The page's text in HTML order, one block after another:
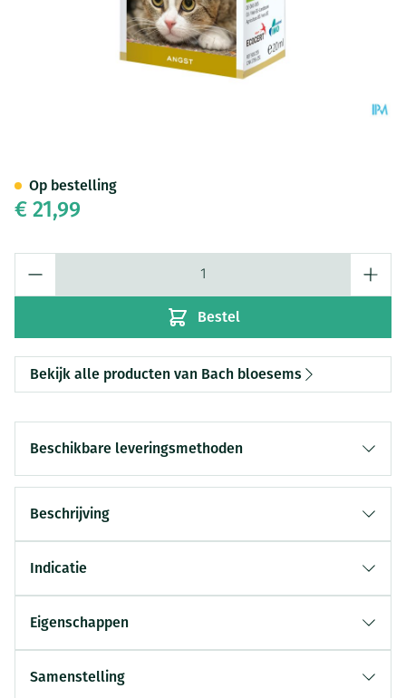
€ 21,99
Bestel
Op bestelling
Bekijk alle producten van Bach bloesems
Beschikbare leveringsmethoden
Beschrijving
Indicatie
Eigenschappen
Samenstelling